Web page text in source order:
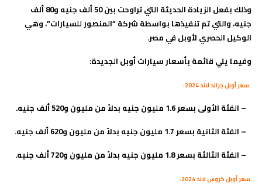
وذلك بفعل الزيادة الحديثة التي تراوحت بين 50 ألف جنيه و80 ألف
جنيه، والتي تم تنفيذها بواسطة شركة “المنصور للسيارات”، وهي
الوكيل الحصري لأوبل في مصر.
وفيما يلي قائمة بأسعار سيارات أوبل الجديدة:
سعر أوبل جراند لاند 2024:
– الفئة الأولى بسعر 1.6 مليون جنيه بدلاً من مليون و520 ألف جنيه
.
– الفئة الثانية بسعر 1.7 مليون جنيه بدلاً من مليون و620 ألف جنيه
.
– الفئة الثالثة بسعر 1.8 مليون جنيه بدلاً من مليون و720 ألف جنيه .
سعر أوبل كروس لاند 2024: